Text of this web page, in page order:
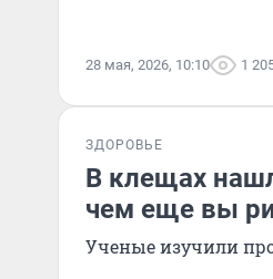
28 мая, 2026, 10:10 1
ЗДОРОВЬЕ
В клещах
чем еще вы
Ученые изучили